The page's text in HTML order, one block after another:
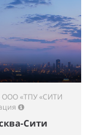
ООО «ТПУ «СИТИ
Сити